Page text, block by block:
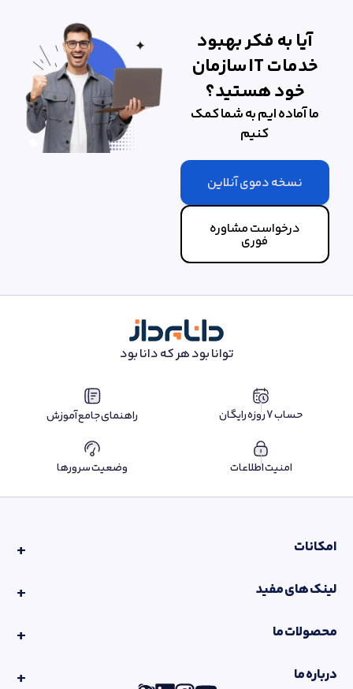
آیا به فکر بهبود
خدمات IT سازمان
خود هستید؟
ما آماده ایم به شما کمک
کنیم
نسخه دموی آنلاین
درخواست مشاوره
فوری
توانا بود هر که دانا بود
حساب 7 روزه رایگان راهنمای جامع آموزش
امنیت اطلاعات وضعیت سرورها
امکانات
لینک های مفید
محصولات ما
درباره ما